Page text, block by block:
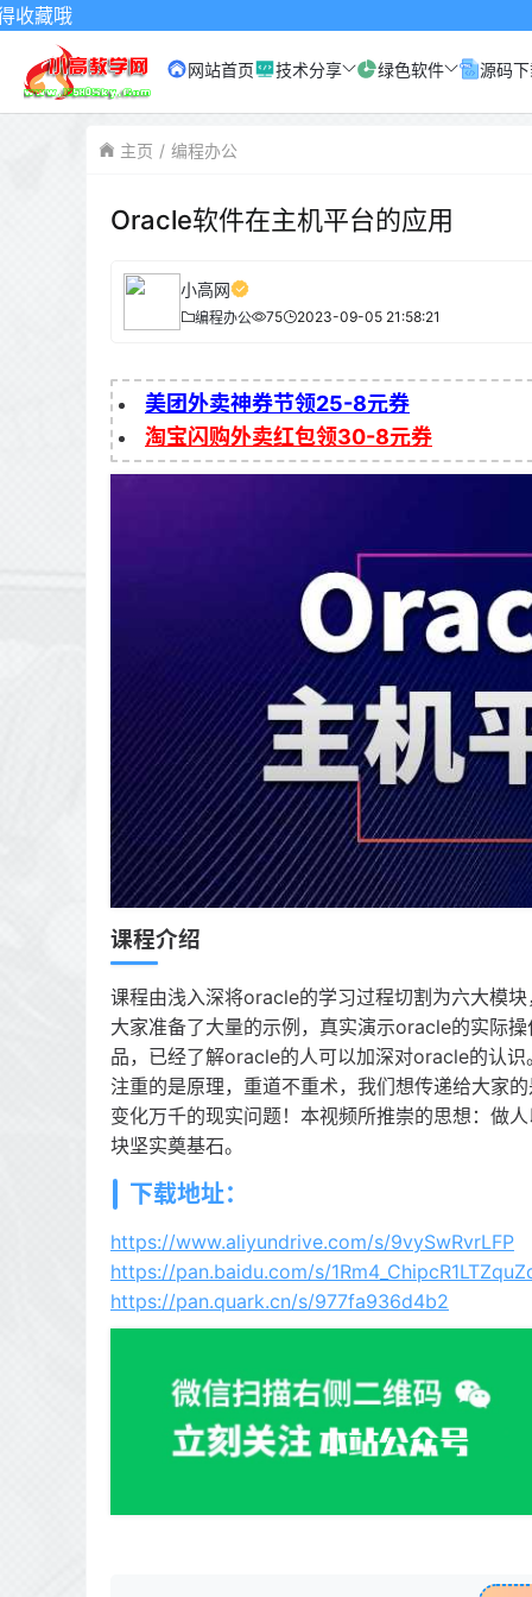
网站首页 技术分享 绿色软件 源码
主页 编程办公
Oracle软件在主机平台的应用
小高网
编程办公 75 2023-09-05 21:58:21
美团外卖神券节领25-8元券
淘宝闪购外卖红包领30-8元券
课程介绍
课程由浅入深将oracle的学习过程切割为六大模
大家准备了大量的示例，真实演示oracle的实际
品，已经了解oracle的人可以加深对oracle的认
注重的是原理，重道不重术，我们想传递给大家
变化万千的现实问题！本视频所推崇的思想：做
块坚实奠基石。
下载地址：
https://www.aliyundrive.com/s/9vySwRvrLFP
https://pan.baidu.com/s/
https://pan.quark.cn/s/977fa936d4b2